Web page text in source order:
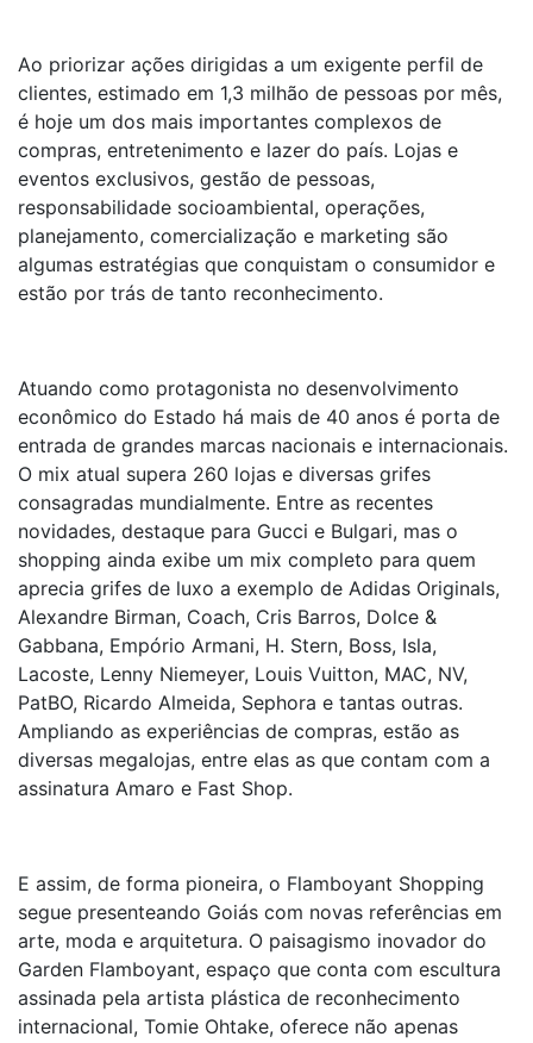
Ao priorizar ações dirigidas a um exigente perfil de
clientes, estimado em 1,3 milhão de pessoas por mês,
é hoje um dos mais importantes complexos de
compras, entretenimento e lazer do país. Lojas e
eventos exclusivos, gestão de pessoas,
responsabilidade socioambiental, operações,
planejamento, comercialização e marketing são
algumas estratégias que conquistam o consumidor e
estão por trás de tanto reconhecimento.
Atuando como protagonista no desenvolvimento
econômico do Estado há mais de 40 anos é porta de
entrada de grandes marcas nacionais e internacionais.
O mix atual supera 260 lojas e diversas grifes
consagradas mundialmente. Entre as recentes
novidades, destaque para Gucci e Bulgari, mas o
shopping ainda exibe um mix completo para quem
aprecia grifes de luxo a exemplo de Adidas Originals,
Alexandre Birman, Coach, Cris Barros, Dolce &
Gabbana, Empório Armani, H. Stern, Boss, Isla,
Lacoste, Lenny Niemeyer, Louis Vuitton, MAC, NV,
PatBO, Ricardo Almeida, Sephora e tantas outras.
Ampliando as experiências de compras, estão as
diversas megalojas, entre elas as que contam com a
assinatura Amaro e Fast Shop.
E assim, de forma pioneira, o Flamboyant Shopping
segue presenteando Goiás com novas referências em
arte, moda e arquitetura. O paisagismo inovador do
Garden Flamboyant, espaço que conta com escultura
assinada pela artista plástica de reconhecimento
internacional, Tomie Ohtake, oferece não apenas